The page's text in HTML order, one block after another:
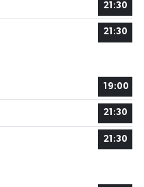
21:30
21:30
19:00
21:30
21:30